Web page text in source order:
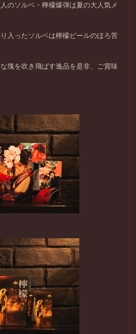
のソルベ・檸檬爆弾は夏の大人気メ
入ったソルベは檸檬ピールのほろ苦
塊を吹き飛ばす逸品を是非、ご賞味